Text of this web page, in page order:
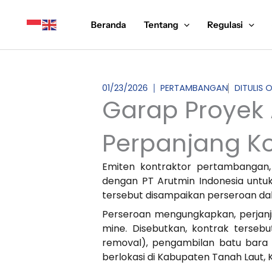
Beranda Tentang Regulasi
01/23/2026 PERTAMBANGAN DITULIS
Garap Proyek
Perpanjang
Emiten kontraktor
dengan PT Arutmin Indonesia
tersebut disampaikan perseroan
Perseroan mengungkapkan,
mine. Disebutkan, kontrak
removal), pengambilan batu
berlokasi di Kabupaten Tanah Laut,